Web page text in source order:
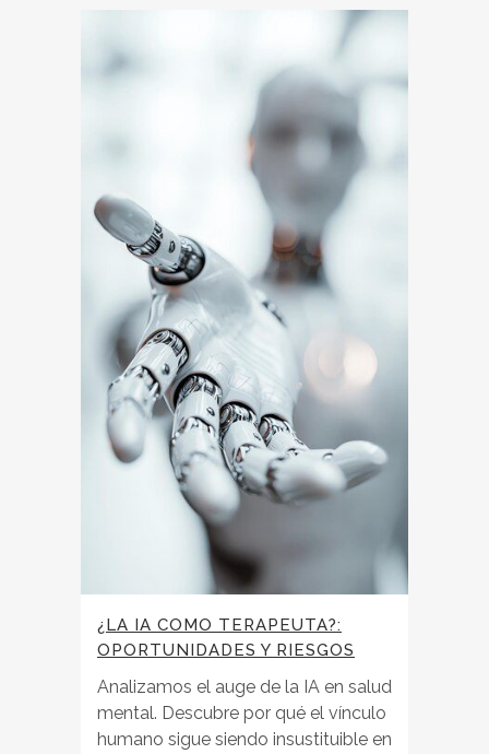
¿LA IA COMO TERAPEUTA?:
OPORTUNIDADES Y RIESGOS
Analizamos el auge de la IA en salud
mental. Descubre por qué el vínculo
humano sigue siendo insustituible en